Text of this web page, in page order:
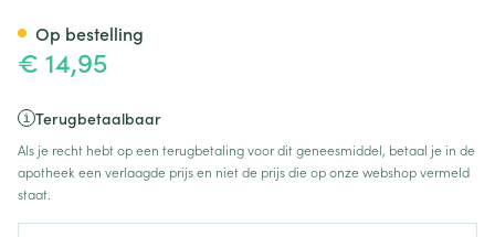
€ 14,95
Terugbetaalbaar
Als je recht hebt op een terugbetaling voor dit geneesmiddel, betaal je in de
apotheek een verlaagde prijs en niet de prijs die op onze webshop vermeld
staat.
Op bestelling